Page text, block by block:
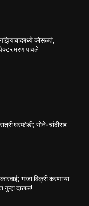
कोसळते,
मरण पावले
घरफोडी; सोने-चांदीसह
गांजा विक्री करणाऱ्या
गुन्हा दाखल!